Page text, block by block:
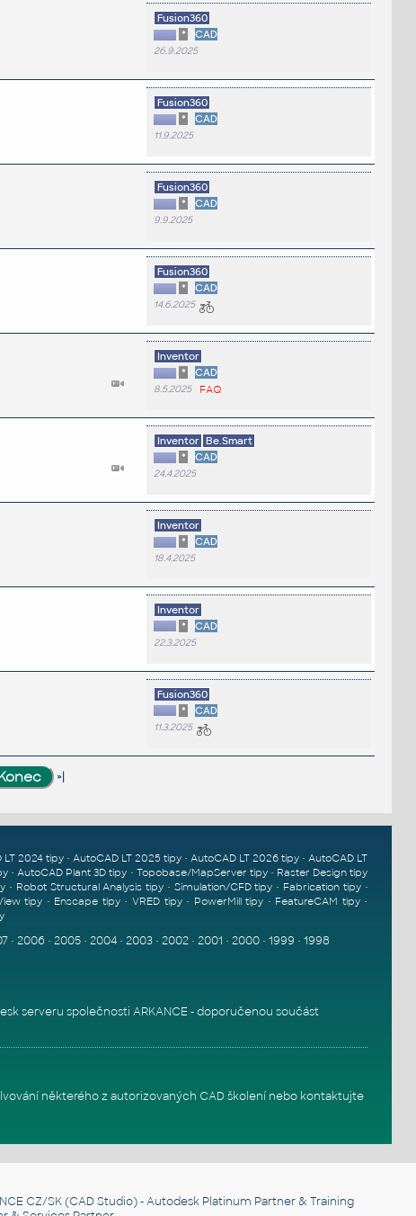
Fusion360
*
CAD
26.9.2025
Fusion360
*
CAD
11.9.2025
Fusion360
*
CAD
9.9.2025
Fusion360
*
CAD
14.6.2025
Inventor
*
CAD
8.5.2025 FAQ
Inventor Be.Smart
*
CAD
24.4.2025
Inventor
*
CAD
18.4.2025
Inventor
*
CAD
22.3.2025
Fusion360
*
CAD
11.3.2025
»|
LT 2024 tipy •AutoCAD LT 2025 tipy •AutoCAD LT 2026 tipy •AutoCAD LT
• AutoCAD Plant 3D tipy • Topobase/MapServer tipy• Raster Design tipy
• Robot Structural Analysis tipy • Simulation/CFD tipy • Fabrication tipy•
tipy • Enscape tipy•VRED tipy• PowerMill tipy • FeatureCAM tipy•
• 2006• 2005• 2004• 2003• 2002• 2001 • 2000• 1999 • 1998
serveru společnosti ARKANCE - doporučenou součást
některého z autorizovaných CAD školenínebo kontaktujte
CZ/SK(CAD Studio) - Autodesk Platinum Partner & Training